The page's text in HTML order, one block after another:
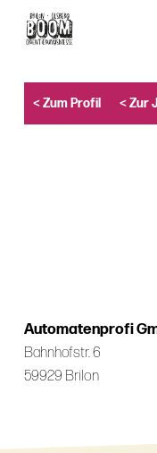
content
< Zum Profil < Zur
Automatenprofi
Bahnhofstr. 6
59929 Brilon